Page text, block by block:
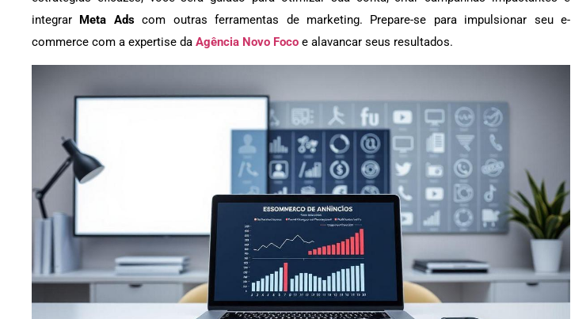
integrar Meta Adscom outras ferramentas de marketing. Prepare-se para impulsionar seu e-
commerce com a expertise da Agência Novo Foco e alavancar seus resultados.